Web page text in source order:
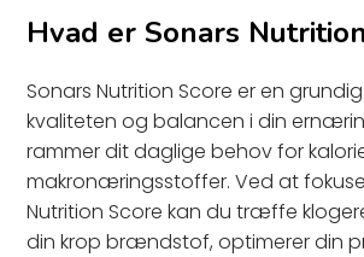
Hvad er Sonars
Sonars Nutrition Score er en
kvaliteten og balancen i din
rammer dit daglige behov for
makronæringsstoffer. Ved at
Nutrition Score kan du træffe
din krop brændstof, optimerer din